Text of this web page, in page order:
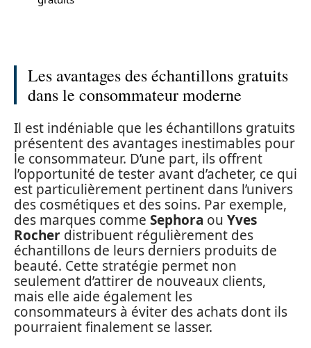
Les avantages des échantillons gratuits
dans le consommateur moderne
Il est indéniable que les échantillons gratuits
présentent des avantages inestimables pour
le consommateur. D’une part, ils offrent
l’opportunité de tester avant d’acheter, ce qui
est particulièrement pertinent dans l’univers
des cosmétiques et des soins. Par exemple,
des marques comme Sephora ou Yves
Rocher distribuent régulièrement des
échantillons de leurs derniers produits de
beauté. Cette stratégie permet non
seulement d’attirer de nouveaux clients,
mais elle aide également les
consommateurs à éviter des achats dont ils
pourraient finalement se lasser.